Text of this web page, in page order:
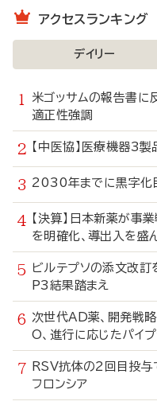
アクセスランキング
デイリー
米ゴッサムの報告書
適正性強調
【中医協】医療機器3
2030年までに黒字化
【決算】日本新薬が
を明確化、導出入を盛
ビルテプソの添文改
P3結果踏まえ
次世代AD薬、開発戦
O、進行に応じたパイ
RSV抗体の2回目投
フロンシア